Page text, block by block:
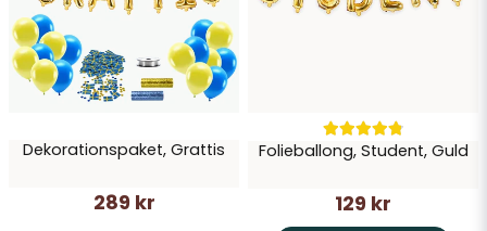
Dekorationspaket, Grattis
289 kr
Folieballong, Student, Guld
129 kr